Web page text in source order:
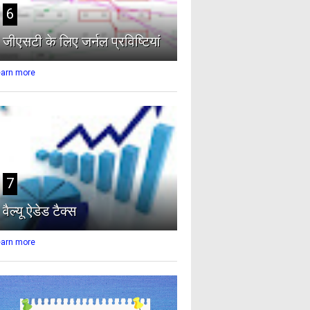
6
जीएसटी के लिए जर्नल प्रविष्टियां
more
7
वैल्यू ऐडेड टैक्स
more